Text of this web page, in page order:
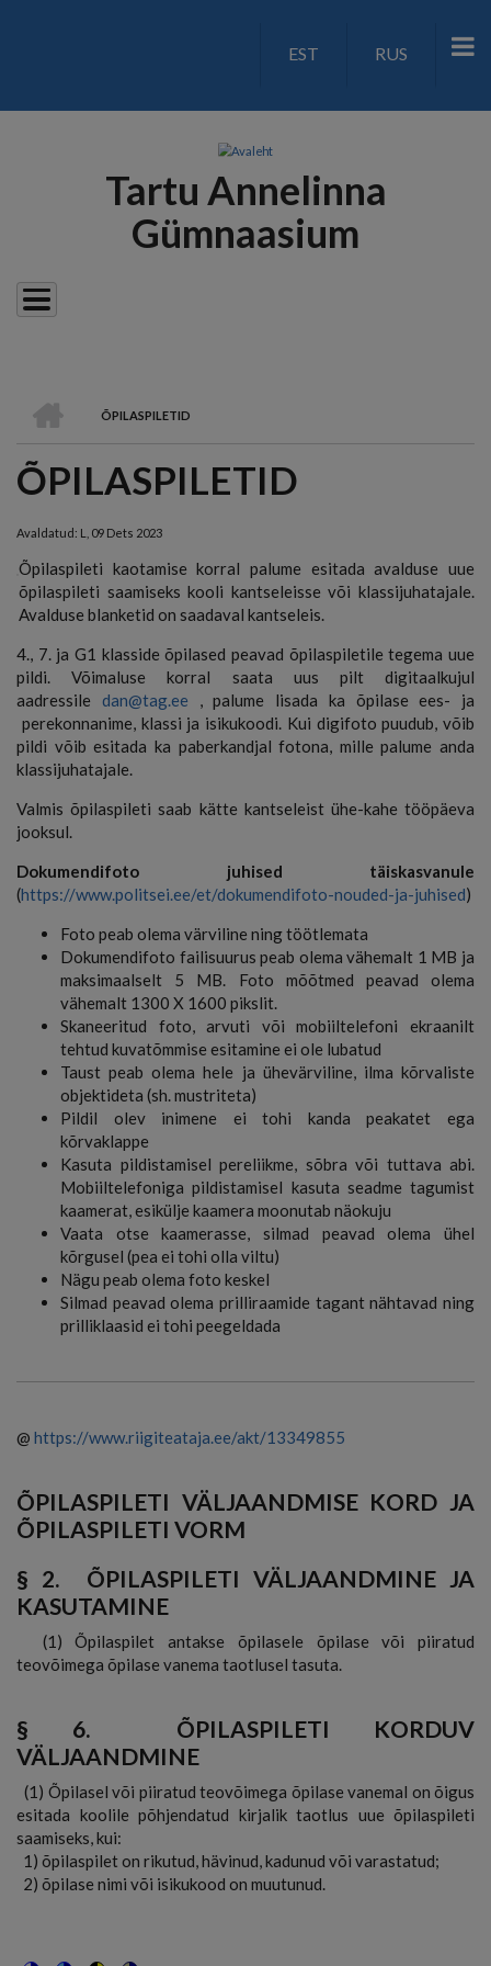
LANGUAGE
EST RUS
Tartu Annelinna
Gümnaasium
LEIVAPURU
ÕPILASPILETID
ÕPILASPILETID
Avaldatud: L, 09 Dets 2023
Õpilaspileti kaotamise korral palume esitada avalduse uue
õpilaspileti saamiseks kooli kantseleisse või klassijuhatajale.
Avalduse blanketid on saadaval kantseleis.
4., 7. ja G1 klasside õpilased peavad õpilaspiletile tegema uue
pildi. Võimaluse korral saata uus pilt digitaalkujul
aadressile dan@tag.ee , palume lisada ka õpilase ees- ja
perekonnanime, klassi ja isikukoodi. Kui digifoto puudub, võib
pildi võib esitada ka paberkandjal fotona, mille palume anda
klassijuhatajale.
Valmis õpilaspileti saab kätte kantseleist ühe-kahe tööpäeva
jooksul.
Dokumendifoto juhised täiskasvanule
(https://www.politsei.ee/et/dokumendifoto-nouded-ja-juhised)
Foto peab olema värviline ning töötlemata
Dokumendifoto failisuurus peab olema vähemalt 1 MB ja
maksimaalselt 5 MB. Foto mõõtmed peavad olema
vähemalt 1300 X 1600 pikslit.
Skaneeritud foto, arvuti või mobiiltelefoni ekraanilt
tehtud kuvatõmmise esitamine ei ole lubatud
Taust peab olema hele ja ühevärviline, ilma kõrvaliste
objektideta (sh. mustriteta)
Pildil olev inimene ei tohi kanda peakatet ega
kõrvaklappe
Kasuta pildistamisel pereliikme, sõbra või tuttava abi.
Mobiiltelefoniga pildistamisel kasuta seadme tagumist
kaamerat, esikülje kaamera moonutab näokuju
Vaata otse kaamerasse, silmad peavad olema ühel
kõrgusel (pea ei tohi olla viltu)
Nägu peab olema foto keskel
Silmad peavad olema prilliraamide tagant nähtavad ning
prilliklaasid ei tohi peegeldada
@ https://www.riigiteataja.ee/akt/13349855
ÕPILASPILETI VÄLJAANDMISE KORD JA
ÕPILASPILETI VORM
§ 2.
ÕPILASPILETI VÄLJAANDMINE JA
KASUTAMINE
(1) Õpilaspilet antakse õpilasele õpilase või piiratud
teovõimega õpilase vanema taotlusel tasuta.
§ 6.
ÕPILASPILETI KORDUV
VÄLJAANDMINE
(1) Õpilasel või piiratud teovõimega õpilase vanemal on õigus
esitada koolile põhjendatud kirjalik taotlus uue õpilaspileti
saamiseks, kui:
1) õpilaspilet on rikutud, hävinud, kadunud või varastatud;
2) õpilase nimi või isikukood on muutunud.